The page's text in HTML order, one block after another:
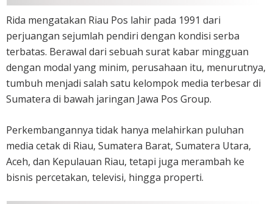
Rida mengatakan Riau Pos lahir pada 1991 dari
perjuangan sejumlah pendiri dengan kondisi serba
terbatas. Berawal dari sebuah surat kabar mingguan
dengan modal yang minim, perusahaan itu, menurutnya,
tumbuh menjadi salah satu kelompok media terbesar di
Sumatera di bawah jaringan Jawa Pos Group.
Perkembangannya tidak hanya melahirkan puluhan
media cetak di Riau, Sumatera Barat, Sumatera Utara,
Aceh, dan Kepulauan Riau, tetapi juga merambah ke
bisnis percetakan, televisi, hingga properti.